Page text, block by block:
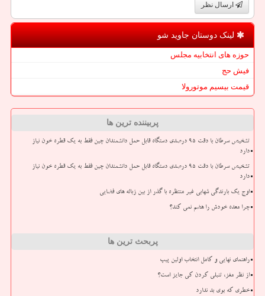
ارسال نظر
لینک دوستان جاوید شو
حوزه های انتخابیه مجلس
فیش حج
قیمت بیسیم موتورولا
پربیننده ترین ها
تشخیص سرطان با دقت ۹۵ درصدی دستگاه قابل حمل دانشمندان چین فقط به یک قطره خون نیاز
دارد
تشخیص سرطان با دقت ۹۵ درصدی دستگاه قابل حمل دانشمندان چین فقط به یک قطره خون نیاز
دارد
اوج یک بارندگی شهابی غیر منتظره با گذر از بین زباله های فضایی
چرا معده خودش را هضم نمی کند؟
پربحث ترین ها
راهنمای نهایی و کامل انتخاب اولین پیپ
از نظر مغز، تنبلی کردن کی جایز است؟
خطری که بوی بد ندارد